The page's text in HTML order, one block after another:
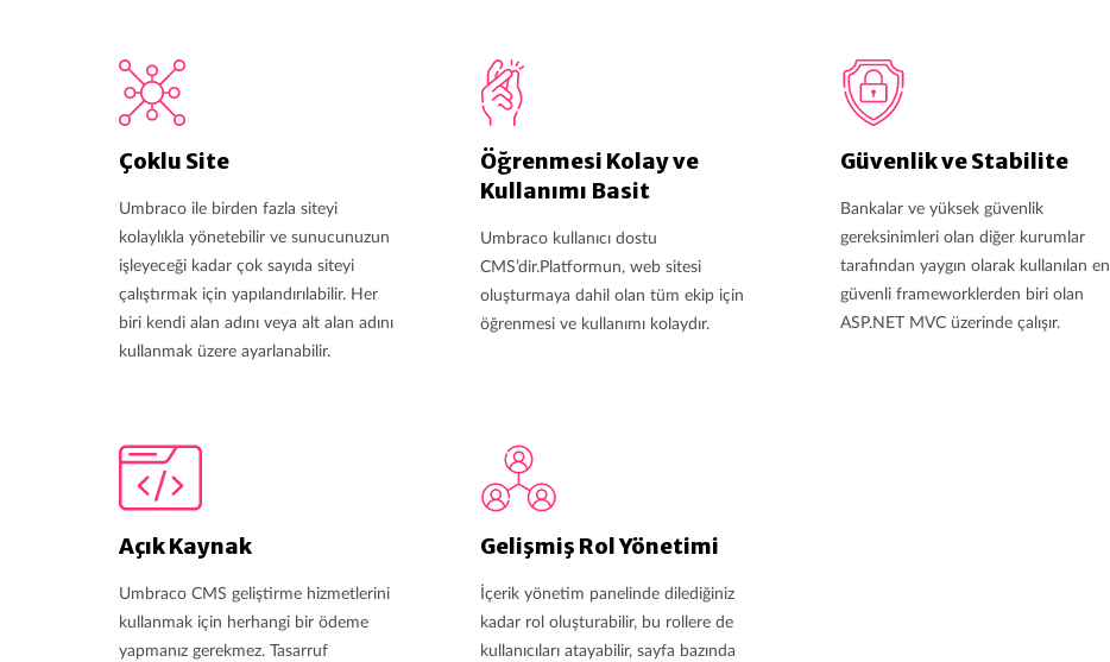
Çoklu Site
Umbraco ile birden fazla siteyi
kolaylıkla yönetebilir ve sunucunuzun
işleyeceği kadar çok sayıda siteyi
çalıştırmak için yapılandırılabilir. Her
biri kendi alan adını veya alt alan adını
kullanmak üzere ayarlanabilir.
Öğrenmesi Kolay ve
Kullanımı Basit
Umbraco kullanıcı dostu
CMS’dir.Platformun, web sitesi
oluşturmaya dahil olan tüm ekip için
öğrenmesi ve kullanımı kolaydır.
Güvenlik ve Stabilite
Bankalar ve yüksek güvenlik
gereksinimleri olan diğer kurumlar
tarafından yaygın olarak kullanılan en
güvenli frameworklerden biri olan
ASP.NET MVC üzerinde çalışır.
Açık Kaynak
Umbraco CMS geliştirme hizmetlerini
kullanmak için herhangi bir ödeme
yapmanız gerekmez. Tasarruf
Gelişmiş Rol Yönetimi
İçerik yönetim panelinde dilediğiniz
kadar rol oluşturabilir, bu rollere de
kullanıcıları atayabilir, sayfa bazında